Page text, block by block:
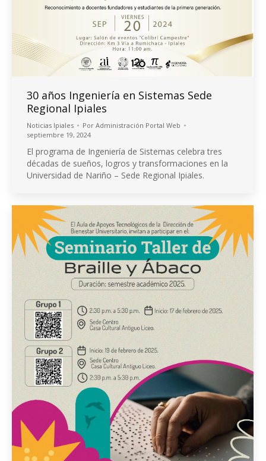
30 años Ingeniería en Sistemas Sede
Regional Ipiales
Noticias Ipiales Por Administración Portal Web
septiembre 19, 2024
El programa de Ingeniería de Sistemas celebra tres
décadas de sueños, logros y transformaciones en la
Universidad de Nariño – Sede Regional Ipiales.